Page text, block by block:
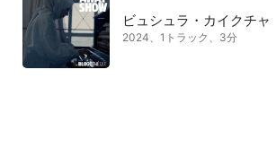
ビュシュラ・カイクチャ
2024、1トラック、3分